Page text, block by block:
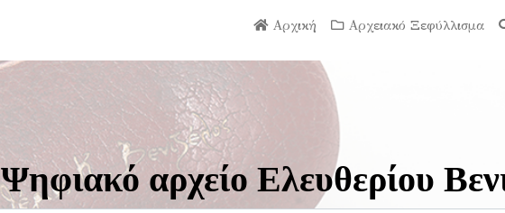
Αρχική Αρχειακό Ξεφύλλισμα
Ψηφιακό αρχείο Ελευθερίου